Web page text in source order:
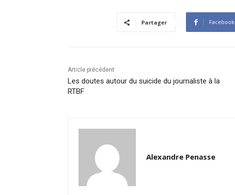
Partager Facebook
Article précédent
Les doutes autour du suicide du journaliste à la
RTBF
Alexandre Penasse